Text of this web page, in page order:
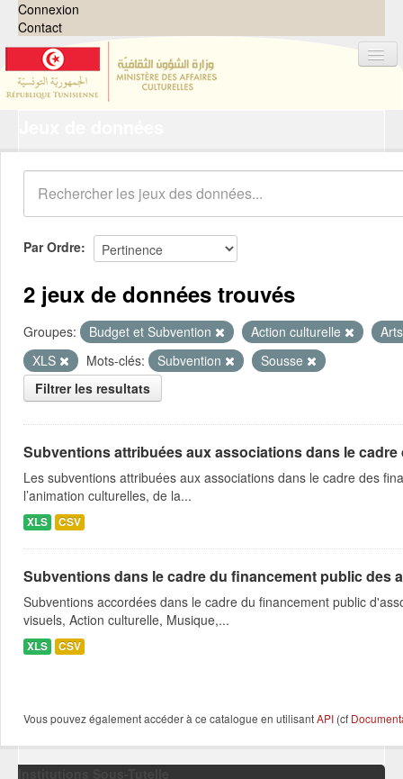
Connexion
Contact
Organisations
Groupes
Demandes 0
À propos
Par Ordre
2 jeux de données trouvés
Groupes: Budget et Subvention Action culturelle
XLS
Mots-clés: Subvention
Sousse
Filtrer les resultats
Subventions attribuées aux associations dans le
Les subventions attribuées aux associations dans le cadre des
l’animation culturelles, de la...
XLS CSV
Subventions dans le cadre du financement public des
Subventions accordées dans le cadre du financement public
visuels, Action culturelle, Musique,...
XLS CSV
Vous pouvez également accéder à ce catalogue en utilisantAPI (cf